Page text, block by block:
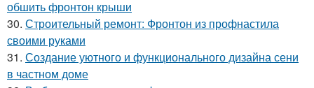
обшить фронтон крыши
30. Строительный ремонт: Фронтон из профнастила
своими руками
31. Создание уютного и функционального дизайна сени
в частном доме